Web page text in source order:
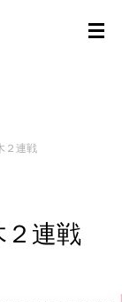
２連戦
２連戦